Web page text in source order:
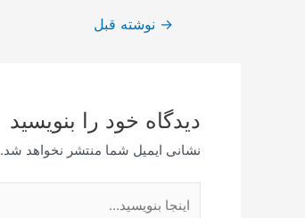
راهبری
→ نوشته قبل
دیدگاه‌ خود را بنویسید
نشانی ایمیل شما منتشر نخواهد شد.